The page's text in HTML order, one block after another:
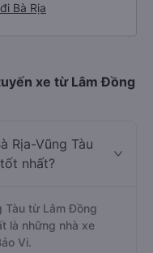
Bà Rịa
xe từ Lâm Đồng
Rịa-Vũng Tàu
nhất?
Tàu từ Lâm Đồng
là những nhà xe
Vi.